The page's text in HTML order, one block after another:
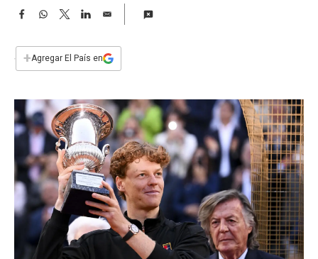
F
e
b
k
W
s
p
T
w
t
L
n
E
i
l
+Agregar El País en